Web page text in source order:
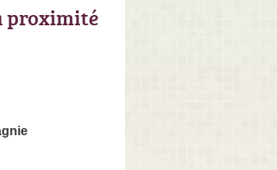
proximité